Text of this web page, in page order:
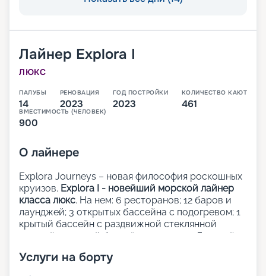
Лайнер Explora I
ЛЮКС
ПАЛУБЫ
14
РЕНОВАЦИЯ
2023
ГОД ПОСТРОЙКИ
2023
КОЛИЧЕСТВО КАЮТ
461
ВМЕСТИМОСТЬ (ЧЕЛОВЕК)
900
О лайнере
Explora Journeys – новая философия роскошных
круизов. Explora I - новейший морской лайнер
класса люкс. На нем: 6 ресторанов; 12 баров и
лаунджей; 3 открытых бассейна с подогревом; 1
крытый бассейн с раздвижной стеклянной
крышей; 1 крытый бассейн; 5 джакузи; Детский
Школа кулинарного мастерства;
Услуги на борту